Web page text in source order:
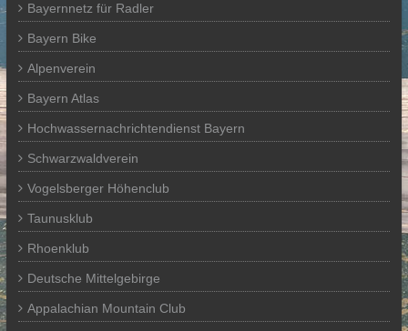
Bayernnetz für Radler
Bayern Bike
Alpenverein
Bayern Atlas
Hochwassernachrichtendienst Bayern
Schwarzwaldverein
Vogelsberger Höhenclub
Taunusklub
Rhoenklub
Deutsche Mittelgebirge
Appalachian Mountain Club